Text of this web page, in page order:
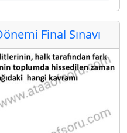
Final Sınavı